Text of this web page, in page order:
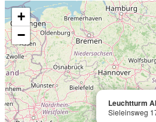
Leuchtturm
Sieleinsweg
+
−